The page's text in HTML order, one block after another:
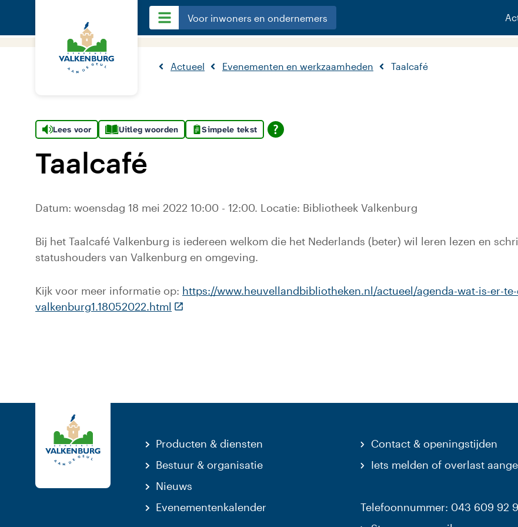
Voor inwoners en ondernemers
Actueel Evenementen en werkzaamheden Taalcafé
Lees voor Uitleg woorden Simpele tekst
Taalcafé
Datum: woensdag 18 mei 2022 10:00 - 12:00. Locatie: Bibliotheek Valkenburg
Bij het Taalcafé Valkenburg is iedereen welkom die het Nederlands (beter) wil leren lezen en
statushouders van Valkenburg en omgeving.
Kijk voor meer informatie op: https://www.heuvellandbibliotheken.nl/actueel/agenda-wat-is-er-
valkenburg1.18052022.html (Deze link gaat naar een externe website)
Producten & diensten
Bestuur & organisatie
Nieuws
Evenementenkalender
Contact & openingstijden
Iets melden of overlast
Telefoonnummer: 043 609 92